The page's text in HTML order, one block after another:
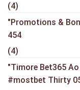
(4)
"Promotions &
454
(4)
"Timore Bet365
#mostbet Thirty